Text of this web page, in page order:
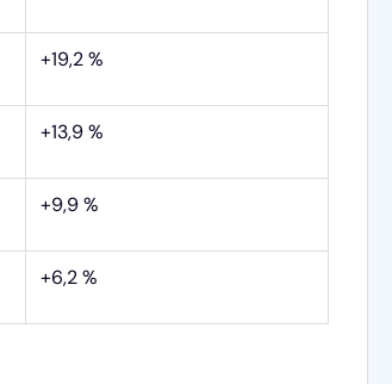
+19,2 %
+13,9 %
+9,9 %
+6,2 %